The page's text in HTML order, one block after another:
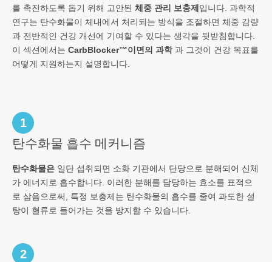
를 촉진하도록 돕기 위해 고안된 체중 관리 보충제 입니다. 과학적
연구는 탄수화물이 체내에서 처리되는 방식을 조절하면 체중 감량
과 전반적인 건강 개선에 기여할 수 있다는 생각을 뒷받침합니다.
이 섹션에서는 CarbBlocker™이면의 과학과 그것이 건강 목표를
어떻게 지원하는지 설명합니다.
1
탄수화물 흡수 메커니즘
탄수화물은 일단 섭취되면 소화 기관에서 단당으로 분해되어 신체
가 에너지로 흡수합니다. 이러한 분해를 담당하는 효소를 표적으
로 삼음으로써, 특정 보충제는 탄수화물의 흡수를 줄여 과도한 설
탕이 혈류로 들어가는 것을 방지할 수 있습니다.
2